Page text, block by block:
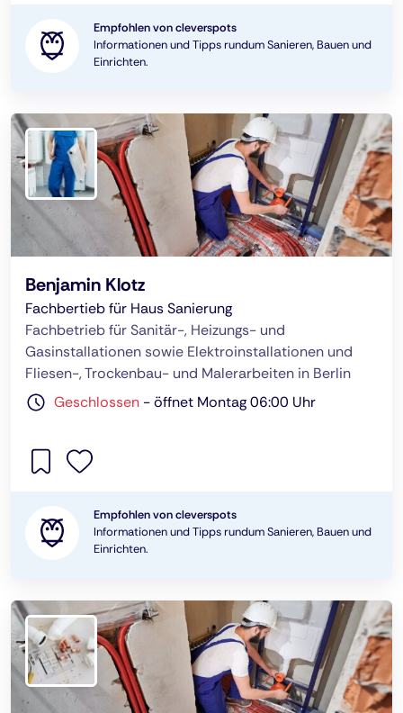
Empfohlen von cleverspots
Informationen und Tipps rundum Sanieren, Bauen und
Einrichten.
Benjamin Klotz
Fachbertieb für Haus Sanierung
Fachbetrieb für Sanitär-, Heizungs- und
Gasinstallationen sowie Elektroinstallationen und
Fliesen-, Trockenbau- und Malerarbeiten in Berlin
Geschlossen -öffnet Montag 06:00 Uhr
Empfohlen von cleverspots
Informationen und Tipps rundum Sanieren, Bauen und
Einrichten.